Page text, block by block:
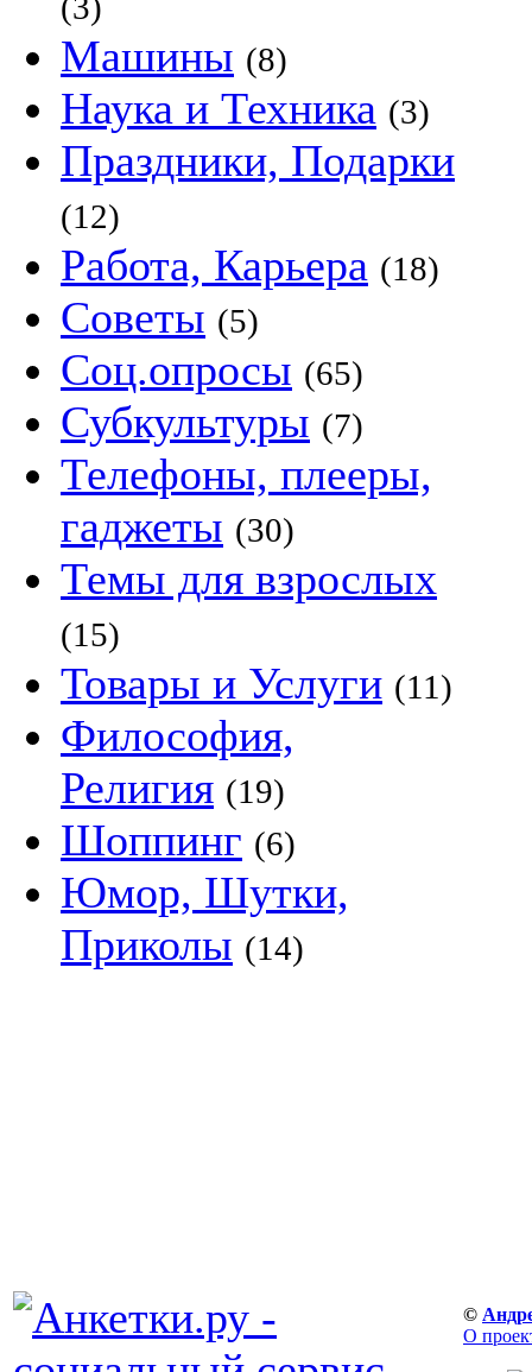
Машины (8)
Наука и Техника (3)
Праздники, Подарки
(12)
Работа, Карьера (18)
Советы (5)
Соц.опросы (65)
Субкультуры (7)
Телефоны, плееры,
гаджеты (30)
Темы для взрослых
(15)
Товары и Услуги (11)
Философия,
Религия (19)
Шоппинг (6)
Юмор, Шутки,
Приколы (14)
©
О